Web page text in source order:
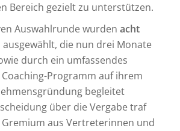
Bereich gezielt zu unterstützen.
Auswahlrunde wurden acht
ausgewählt, die nun drei Monate
durch ein umfassendes
Programm auf ihrem
begleitet
über die Vergabe traf
aus Vertreterinnen und